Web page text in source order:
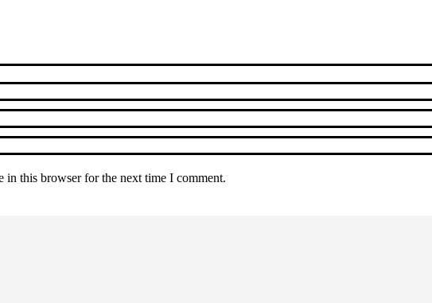
in this browser for the next time I comment.